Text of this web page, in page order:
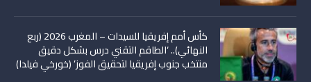
كأس أمم إفريقيا للسيدات – المغرب 2026 (ربع
النهائي).. ‘الطاقم التقني درس بشكل دقيق
منتخب جنوب إفريقيا لتحقيق الفوز’ (خورخي فيلدا)